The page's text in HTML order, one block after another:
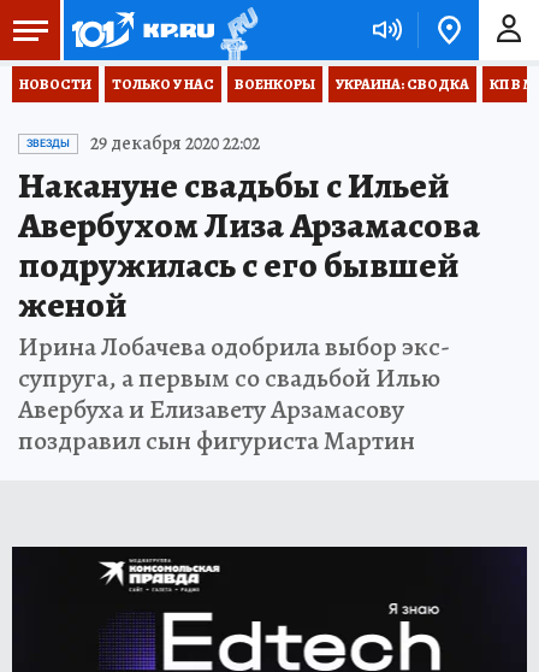
НОВОСТИ ТОЛЬКО У НАС ВОЕНКОРЫ УКРАИНА: СВОДКА КП В
ЗВЕЗДЫ 29 декабря 2020 22:02
Накануне свадьбы с Ильей
Авербухом Лиза Арзамасова
подружилась с его бывшей
женой
Ирина Лобачева одобрила выбор экс-
супруга, а первым со свадьбой Илью
Авербуха и Елизавету Арзамасову
поздравил сын фигуриста Мартин